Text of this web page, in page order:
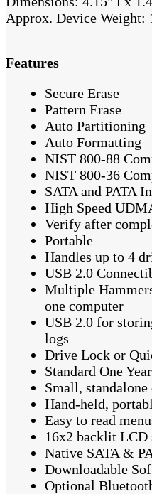
Approx. Device Weight:
Features
Secure Erase
Pattern Erase
Auto Partitioning
Auto Formatting
NIST 800-88
NIST 800-36
SATA and PATA
High Speed
Verify after
Portable
Handles up to 4
USB 2.0
Multiple
one computer
USB 2.0 for
logs
Drive Lock or
Standard One
Small, standalone
Hand-held,
Easy to read
16x2 backlit LCD
Native SATA &
Downloadable
Optional